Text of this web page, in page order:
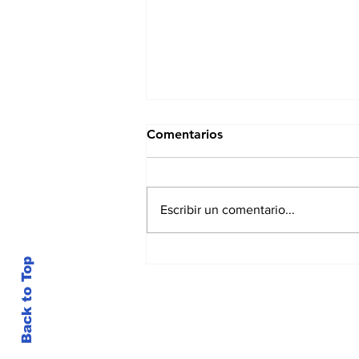
Comentarios
Escribir un comentario...
Back to Top